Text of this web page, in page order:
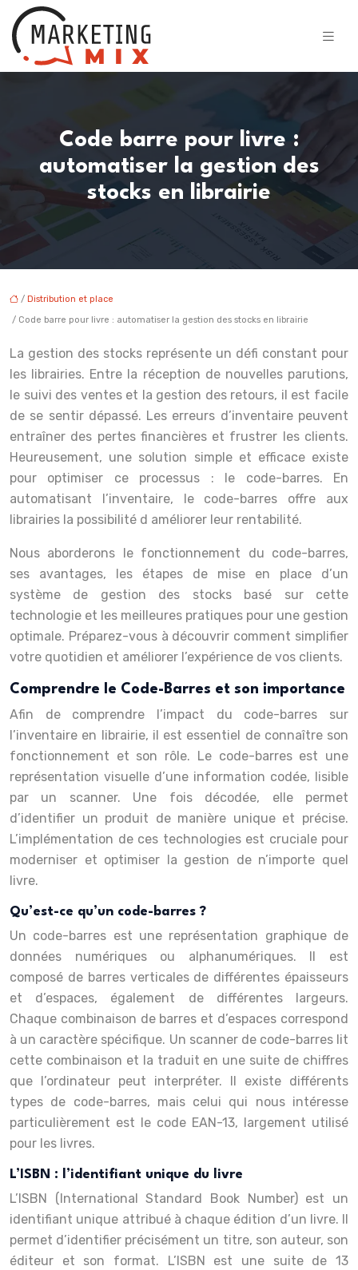
Code barre pour livre :
automatiser la gestion des
stocks en librairie
/ Distribution et place
/ Code barre pour livre : automatiser la gestion des stocks en librairie
La gestion des stocks représente un défi constant pour
les librairies. Entre la réception de nouvelles parutions,
le suivi des ventes et la gestion des retours, il est facile
de se sentir dépassé. Les erreurs d’inventaire peuvent
entraîner des pertes financières et frustrer les clients.
Heureusement, une solution simple et efficace existe
pour optimiser ce processus : le code-barres. En
automatisant l’inventaire, le code-barres offre aux
librairies la possibilité d améliorer leur rentabilité.
Nous aborderons le fonctionnement du code-barres,
ses avantages, les étapes de mise en place d’un
système de gestion des stocks basé sur cette
technologie et les meilleures pratiques pour une gestion
optimale. Préparez-vous à découvrir comment simplifier
votre quotidien et améliorer l’expérience de vos clients.
Comprendre le Code-Barres et son importance
Afin de comprendre l’impact du code-barres sur
l’inventaire en librairie, il est essentiel de connaître son
fonctionnement et son rôle. Le code-barres est une
représentation visuelle d’une information codée, lisible
par un scanner. Une fois décodée, elle permet
d’identifier un produit de manière unique et précise.
L’implémentation de ces technologies est cruciale pour
moderniser et optimiser la gestion de n’importe quel
livre.
Qu’est-ce qu’un code-barres ?
Un code-barres est une représentation graphique de
données numériques ou alphanumériques. Il est
composé de barres verticales de différentes épaisseurs
et d’espaces, également de différentes largeurs.
Chaque combinaison de barres et d’espaces correspond
à un caractère spécifique. Un scanner de code-barres lit
cette combinaison et la traduit en une suite de chiffres
que l’ordinateur peut interpréter. Il existe différents
types de code-barres, mais celui qui nous intéresse
particulièrement est le code EAN-13, largement utilisé
pour les livres.
L’ISBN : l’identifiant unique du livre
L’ISBN (International Standard Book Number) est un
identifiant unique attribué à chaque édition d’un livre. Il
permet d’identifier précisément un titre, son auteur, son
éditeur et son format. L’ISBN est une suite de 13